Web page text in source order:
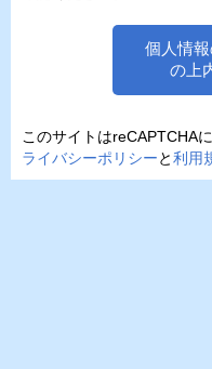
個人情
の上
このサイトはreCAPTCHA
ライバシーポリシーと利用